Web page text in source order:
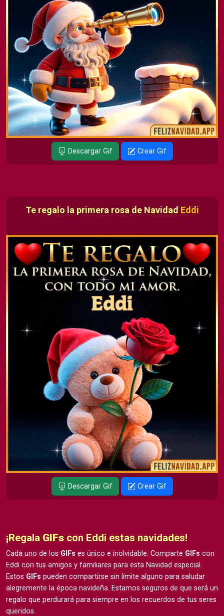
Descargar Gif Crear Gif
Te regalo la primera rosa de Navidad Eddi
Descargar Gif Crear Gif
¡Regala GIFs con Eddi estas navidades!
Cada uno de los GIFs es único e inolvidable. Comparte GIFs con
Eddi con tus amigos y familiares para esta Navidad especial.
Estos GIFs pueden compartirse sin límite alguno para saludar
alegremente la época navideña. Estamos seguros de que será un
regalo que perdurará para siempre en los recuerdos de tus seres
queridos.